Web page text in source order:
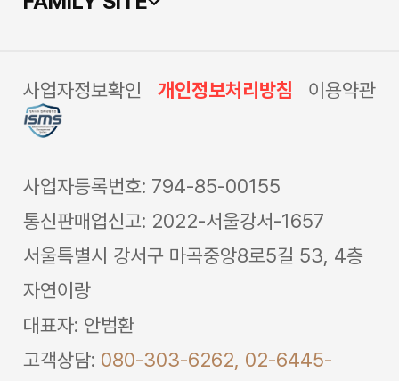
사업자정보확인 개인정보처리방침 이용약관
사업자등록번호: 794-85-00155
통신판매업신고: 2022-서울강서-1657
서울특별시 강서구 마곡중앙8로5길 53, 4층
자연이랑
대표자: 안범환
고객상담: 080-303-6262, 02-6445-